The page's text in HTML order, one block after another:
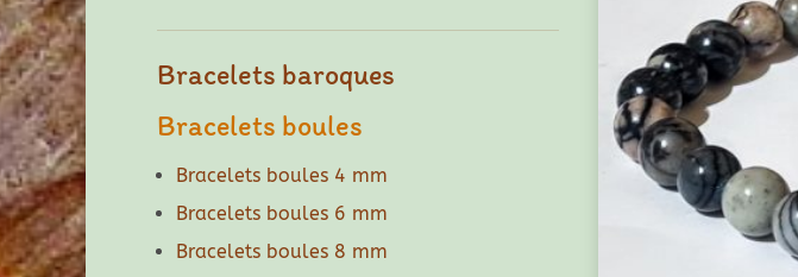
Bracelets baroques
Bracelets boules
Bracelets boules 4 mm
Bracelets boules 6 mm
Bracelets boules 8 mm